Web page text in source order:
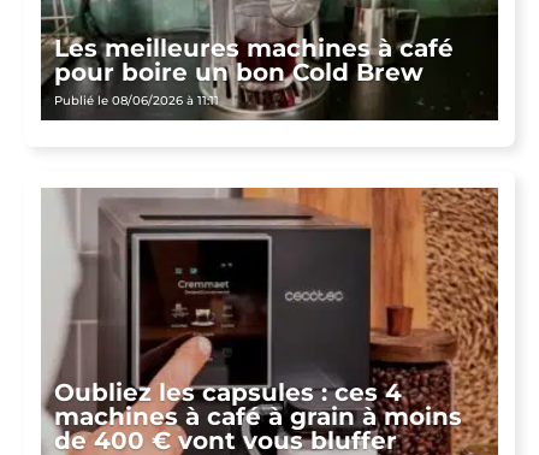
Les meilleures machines à café
pour boire un bon Cold Brew
Publié le 08/06/2026 à 11:11
Oubliez les capsules : ces 4
machines à café à grain à moins
de 400 € vont vous bluffer